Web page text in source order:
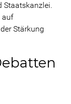
Staatskanzlei.
auf
Stärkung